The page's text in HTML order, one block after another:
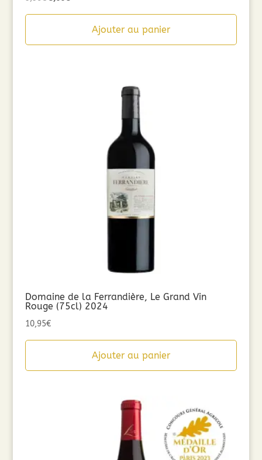
Ajouter au panier
Domaine de la Ferrandière, Le Grand Vin
Rouge (75cl) 2024
10,95€
Ajouter au panier